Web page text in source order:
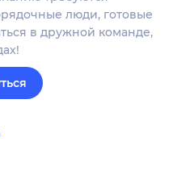
люди, готовые
в дружной команде,